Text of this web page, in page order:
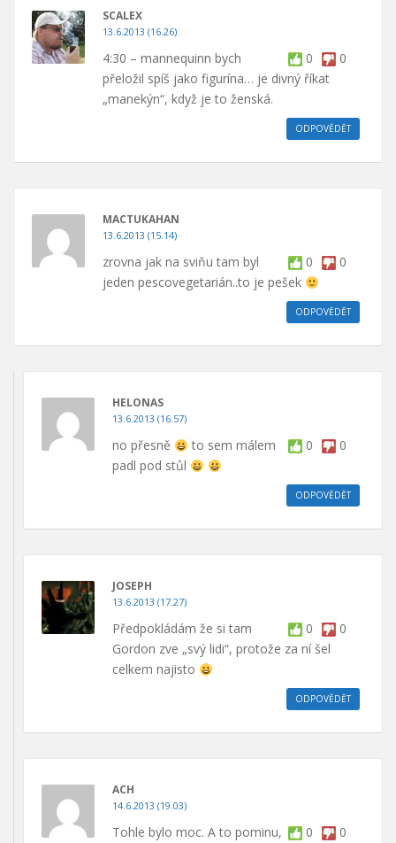
SCALEX
13.6.2013 (16.26)
0 0
4:30 – mannequinn bych
přeložil spíš jako figurína… je divný říkat
„manekýn“, když je to ženská.
ODPOVĚDĚT
MACTUKAHAN
13.6.2013 (15.14)
0 0
zrovna jak na sviňu tam byl
jeden pescovegetarián..to je pešek
ODPOVĚDĚT
HELONAS
13.6.2013 (16.57)
0 0
no přesně
to sem málem
padl pod stůl
ODPOVĚDĚT
JOSEPH
13.6.2013 (17.27)
0 0
Předpokládám že si tam
Gordon zve „svý lidi“, protože za ní šel
celkem najisto
ODPOVĚDĚT
ACH
14.6.2013 (19.03)
0 0
Tohle bylo moc. A to pominu,